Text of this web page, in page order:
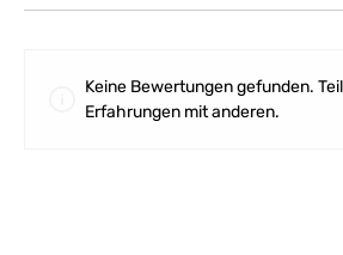
Keine Bewertungen gefunden.
Erfahrungen mit anderen.